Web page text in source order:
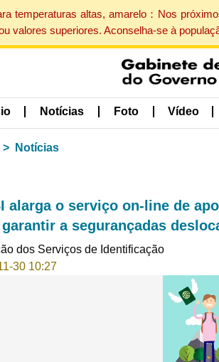
temperaturas altas, amarelo：Nos
valores superiores. Aconselha-se à
Notícias Foto Vídeo
Notícias
alarga o serviço on-line de
garantir a segurançadas
dos Serviços de Identificação
30 10:27